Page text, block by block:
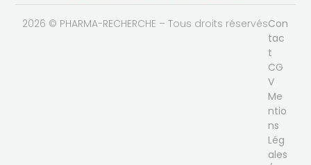
2026 © PHARMA-RECHERCHE – Tous droits réservésCon
tac
t
CG
V
Me
ntio
ns
Lég
ales